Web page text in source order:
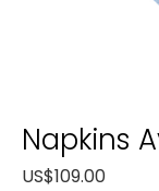
Napkins
US$109.00